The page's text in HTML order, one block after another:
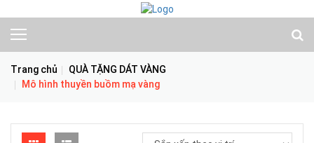
Trang chủ
QUÀ TẶNG DÁT VÀNG
Mô hình thuyền buồm mạ vàng